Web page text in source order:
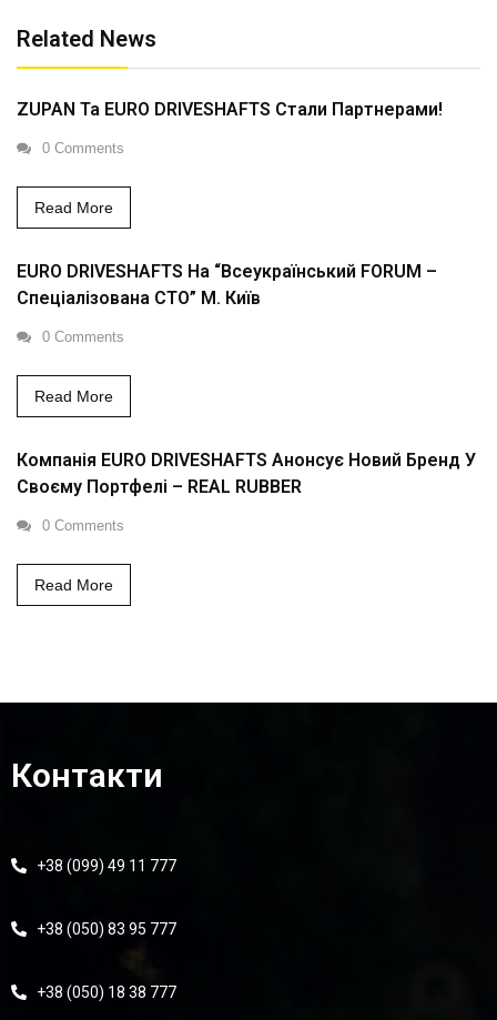
Related News
ZUPAN Та EURO DRIVESHAFTS Стали Партнерами!
0 Comments
Read More
EURO DRIVESHAFTS На “Всеукраїнський FORUM –
Спеціалізована СТО” М. Київ
0 Comments
Read More
Компанія EURO DRIVESHAFTS Анонсує Новий Бренд У
Своєму Портфелі – REAL RUBBER
0 Comments
Read More
Контакти
+38 (099) 49 11 777
+38 (050) 83 95 777
+38 (050) 18 38 777